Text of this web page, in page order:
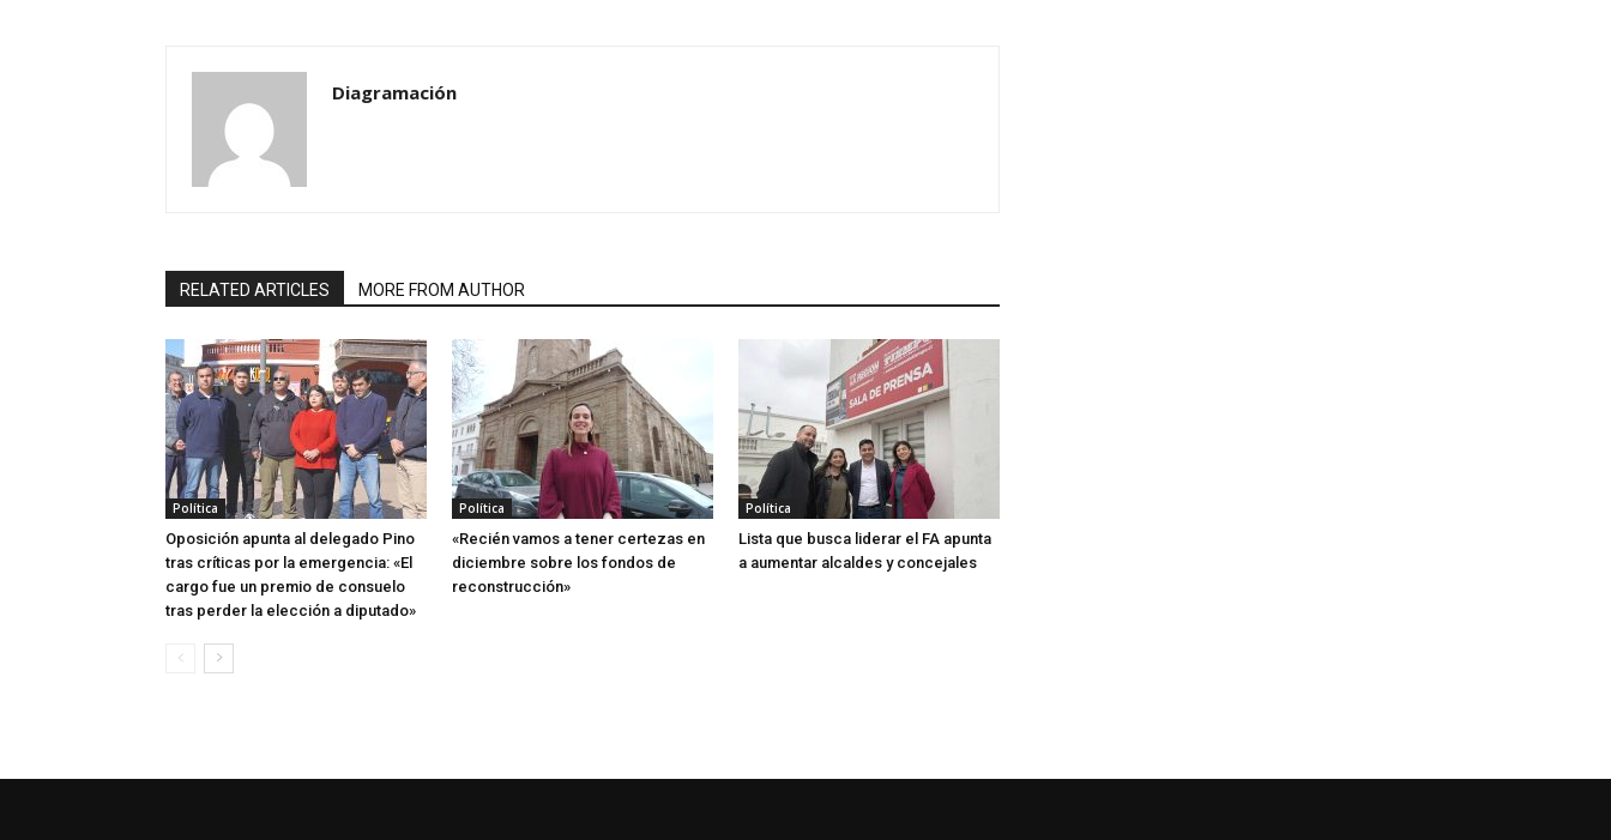
Diagramación
RELATED ARTICLES MORE FROM AUTHOR
Política
Oposición apunta al delegado Pino
tras críticas por la emergencia: «El
cargo fue un premio de consuelo
tras perder la elección a diputado»
Política
«Recién vamos a tener certezas en
diciembre sobre los fondos de
reconstrucción»
Política
Lista que busca liderar el FA apunta
a aumentar alcaldes y concejales